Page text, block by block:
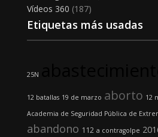
Vídeos 360 (187)
Etiquetas más usadas
25N
12 batallas 19 de marzo aborto 12
Academia de Seguridad Pública de
abandono 112 a contragolpe